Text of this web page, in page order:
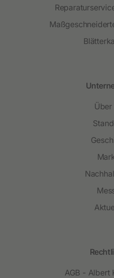
Über
AGB - Albert